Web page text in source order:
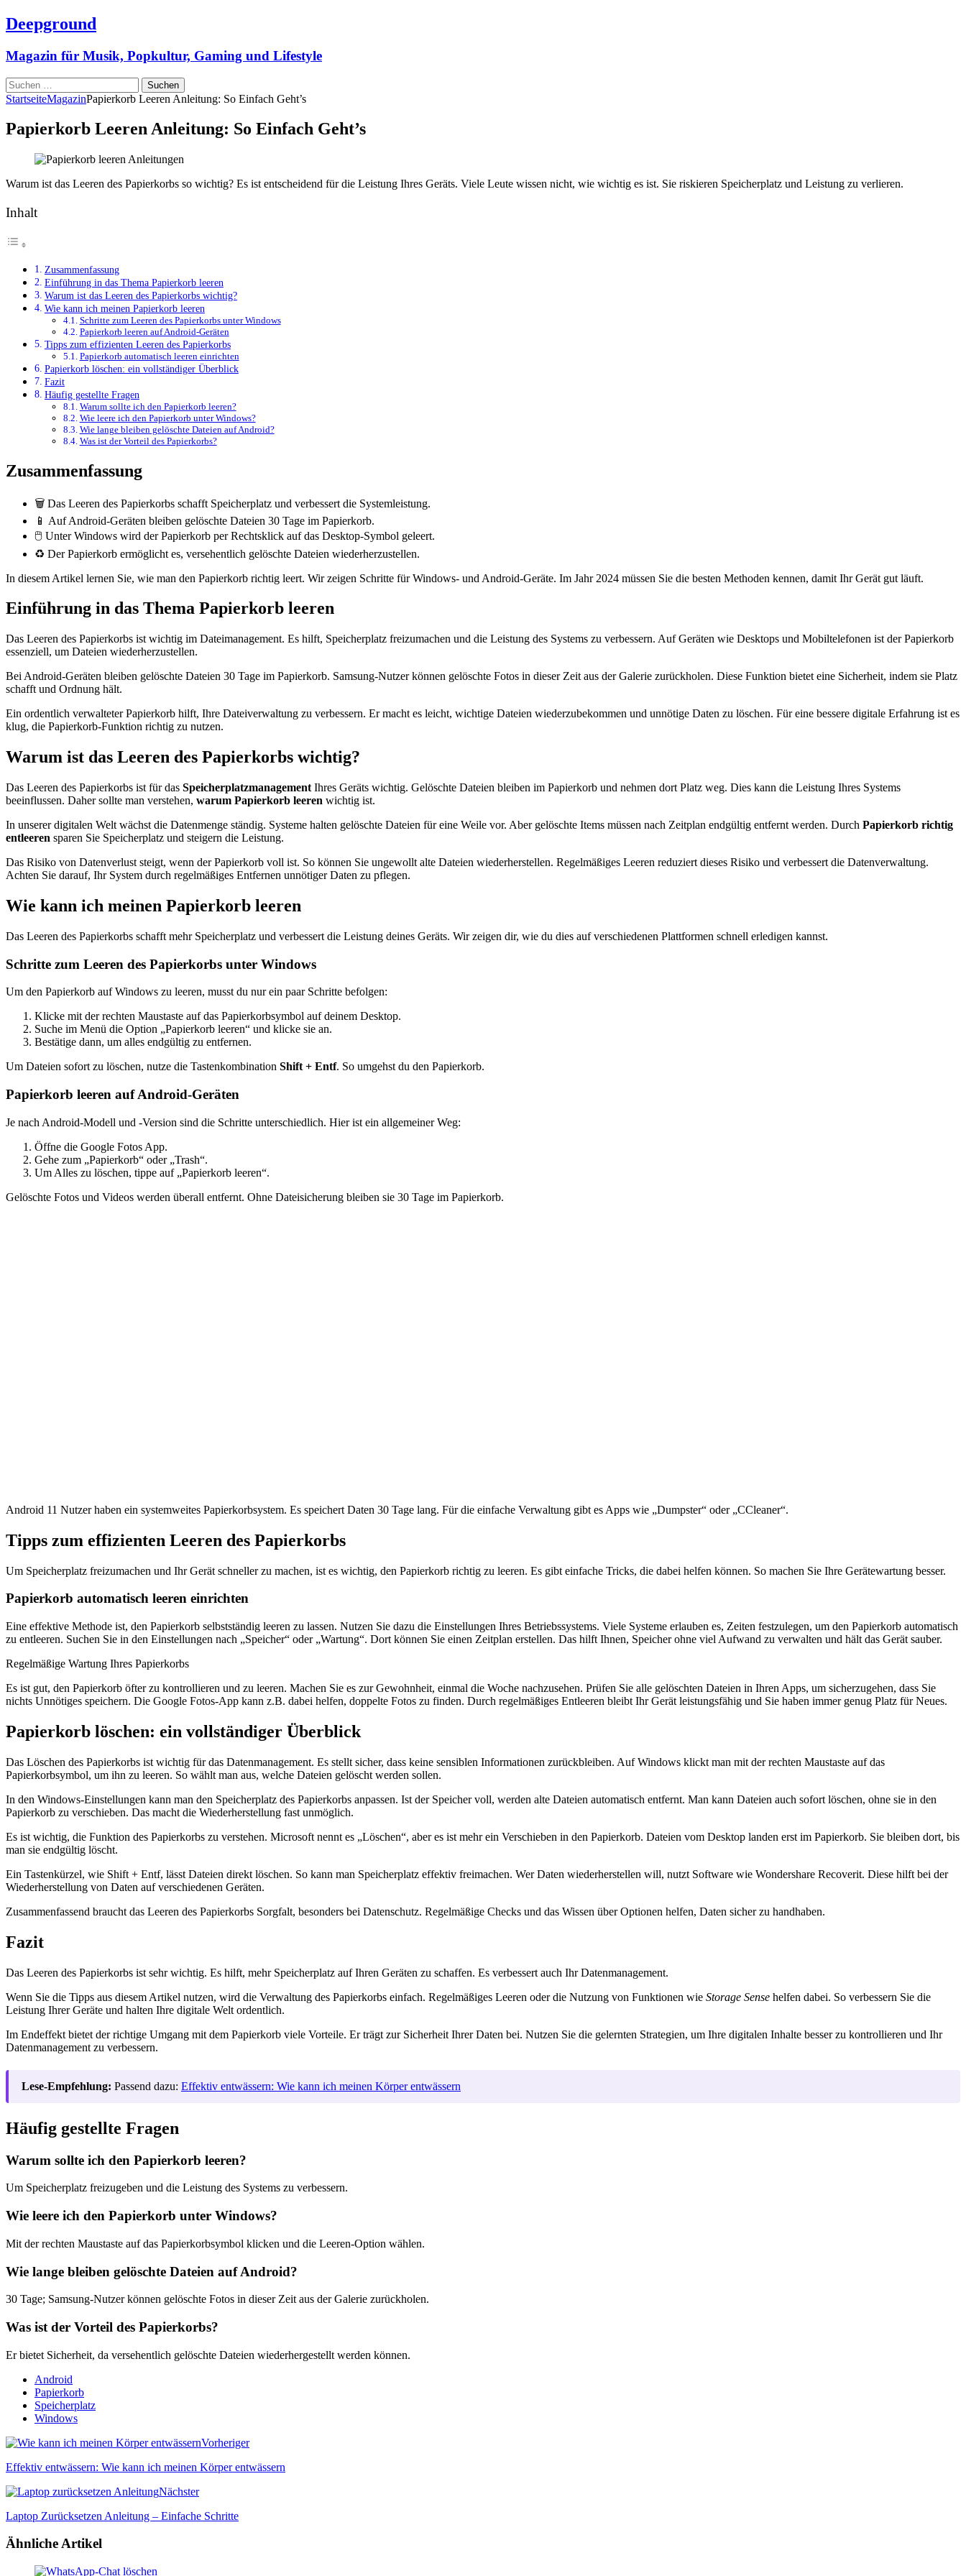
Deepground
Magazin für Musik, Popkultur, Gaming und Lifestyle
Suchen
nach:
StartseiteMagazinPapierkorb Leeren Anleitung: So Einfach Geht’s
Papierkorb Leeren Anleitung: So Einfach Geht’s
Warum ist das Leeren des Papierkorbs so wichtig? Es ist entscheidend für die Leistung Ihres Geräts. Viele Leute wissen nicht, wie wichtig es ist. Sie riskieren Speicherplatz und Leistung zu verlieren.
Inhalt
Zusammenfassung
Einführung in das Thema Papierkorb leeren
Warum ist das Leeren des Papierkorbs wichtig?
Wie kann ich meinen Papierkorb leeren
Schritte zum Leeren des Papierkorbs unter Windows
Papierkorb leeren auf Android-Geräten
Tipps zum effizienten Leeren des Papierkorbs
Papierkorb automatisch leeren einrichten
Papierkorb löschen: ein vollständiger Überblick
Fazit
Häufig gestellte Fragen
Warum sollte ich den Papierkorb leeren?
Wie leere ich den Papierkorb unter Windows?
Wie lange bleiben gelöschte Dateien auf Android?
Was ist der Vorteil des Papierkorbs?
Zusammenfassung
🗑️ Das Leeren des Papierkorbs schafft Speicherplatz und verbessert die Systemleistung.
📱 Auf Android-Geräten bleiben gelöschte Dateien 30 Tage im Papierkorb.
🖱️ Unter Windows wird der Papierkorb per Rechtsklick auf das Desktop-Symbol geleert.
♻️ Der Papierkorb ermöglicht es, versehentlich gelöschte Dateien wiederherzustellen.
In diesem Artikel lernen Sie, wie man den Papierkorb richtig leert. Wir zeigen Schritte für Windows- und Android-Geräte. Im Jahr 2024 müssen Sie die besten Methoden kennen, damit Ihr Gerät gut läuft.
Einführung in das Thema Papierkorb leeren
Das Leeren des Papierkorbs ist wichtig im Dateimanagement. Es hilft, Speicherplatz freizumachen und die Leistung des Systems zu verbessern. Auf Geräten wie Desktops und Mobiltelefonen ist der Papierkorb
essenziell, um Dateien wiederherzustellen.
Bei Android-Geräten bleiben gelöschte Dateien 30 Tage im Papierkorb. Samsung-Nutzer können gelöschte Fotos in dieser Zeit aus der Galerie zurückholen. Diese Funktion bietet eine Sicherheit, indem sie Platz
schafft und Ordnung hält.
Ein ordentlich verwalteter Papierkorb hilft, Ihre Dateiverwaltung zu verbessern. Er macht es leicht, wichtige Dateien wiederzubekommen und unnötige Daten zu löschen. Für eine bessere digitale Erfahrung ist es
klug, die Papierkorb-Funktion richtig zu nutzen.
Warum ist das Leeren des Papierkorbs wichtig?
Das Leeren des Papierkorbs ist für das Speicherplatzmanagement Ihres Geräts wichtig. Gelöschte Dateien bleiben im Papierkorb und nehmen dort Platz weg. Dies kann die Leistung Ihres Systems
beeinflussen. Daher sollte man verstehen, warum Papierkorb leeren wichtig ist.
In unserer digitalen Welt wächst die Datenmenge ständig. Systeme halten gelöschte Dateien für eine Weile vor. Aber gelöschte Items müssen nach Zeitplan endgültig entfernt werden. Durch Papierkorb richtig
entleeren sparen Sie Speicherplatz und steigern die Leistung.
Das Risiko von Datenverlust steigt, wenn der Papierkorb voll ist. So können Sie ungewollt alte Dateien wiederherstellen. Regelmäßiges Leeren reduziert dieses Risiko und verbessert die Datenverwaltung.
Achten Sie darauf, Ihr System durch regelmäßiges Entfernen unnötiger Daten zu pflegen.
Wie kann ich meinen Papierkorb leeren
Das Leeren des Papierkorbs schafft mehr Speicherplatz und verbessert die Leistung deines Geräts. Wir zeigen dir, wie du dies auf verschiedenen Plattformen schnell erledigen kannst.
Schritte zum Leeren des Papierkorbs unter Windows
Um den Papierkorb auf Windows zu leeren, musst du nur ein paar Schritte befolgen:
Klicke mit der rechten Maustaste auf das Papierkorbsymbol auf deinem Desktop.
Suche im Menü die Option „Papierkorb leeren“ und klicke sie an.
Bestätige dann, um alles endgültig zu entfernen.
Um Dateien sofort zu löschen, nutze die Tastenkombination Shift + Entf. So umgehst du den Papierkorb.
Papierkorb leeren auf Android-Geräten
Je nach Android-Modell und -Version sind die Schritte unterschiedlich. Hier ist ein allgemeiner Weg:
Öffne die Google Fotos App.
Gehe zum „Papierkorb“ oder „Trash“.
Um Alles zu löschen, tippe auf „Papierkorb leeren“.
Gelöschte Fotos und Videos werden überall entfernt. Ohne Dateisicherung bleiben sie 30 Tage im Papierkorb.
Android 11 Nutzer haben ein systemweites Papierkorbsystem. Es speichert Daten 30 Tage lang. Für die einfache Verwaltung gibt es Apps wie „Dumpster“ oder „CCleaner“.
Tipps zum effizienten Leeren des Papierkorbs
Um Speicherplatz freizumachen und Ihr Gerät schneller zu machen, ist es wichtig, den Papierkorb richtig zu leeren. Es gibt einfache Tricks, die dabei helfen können. So machen Sie Ihre Gerätewartung besser.
Papierkorb automatisch leeren einrichten
Eine effektive Methode ist, den Papierkorb selbstständig leeren zu lassen. Nutzen Sie dazu die Einstellungen Ihres Betriebssystems. Viele Systeme erlauben es, Zeiten festzulegen, um den Papierkorb automatisch
zu entleeren. Suchen Sie in den Einstellungen nach „Speicher“ oder „Wartung“. Dort können Sie einen Zeitplan erstellen. Das hilft Ihnen, Speicher ohne viel Aufwand zu verwalten und hält das Gerät sauber.
Regelmäßige Wartung Ihres Papierkorbs
Es ist gut, den Papierkorb öfter zu kontrollieren und zu leeren. Machen Sie es zur Gewohnheit, einmal die Woche nachzusehen. Prüfen Sie alle gelöschten Dateien in Ihren Apps, um sicherzugehen, dass Sie
nichts Unnötiges speichern. Die Google Fotos-App kann z.B. dabei helfen, doppelte Fotos zu finden. Durch regelmäßiges Entleeren bleibt Ihr Gerät leistungsfähig und Sie haben immer genug Platz für Neues.
Papierkorb löschen: ein vollständiger Überblick
Das Löschen des Papierkorbs ist wichtig für das Datenmanagement. Es stellt sicher, dass keine sensiblen Informationen zurückbleiben. Auf Windows klickt man mit der rechten Maustaste auf das
Papierkorbsymbol, um ihn zu leeren. So wählt man aus, welche Dateien gelöscht werden sollen.
In den Windows-Einstellungen kann man den Speicherplatz des Papierkorbs anpassen. Ist der Speicher voll, werden alte Dateien automatisch entfernt. Man kann Dateien auch sofort löschen, ohne sie in den
Papierkorb zu verschieben. Das macht die Wiederherstellung fast unmöglich.
Es ist wichtig, die Funktion des Papierkorbs zu verstehen. Microsoft nennt es „Löschen“, aber es ist mehr ein Verschieben in den Papierkorb. Dateien vom Desktop landen erst im Papierkorb. Sie bleiben dort, bis
man sie endgültig löscht.
Ein Tastenkürzel, wie Shift + Entf, lässt Dateien direkt löschen. So kann man Speicherplatz effektiv freimachen. Wer Daten wiederherstellen will, nutzt Software wie Wondershare Recoverit. Diese hilft bei der
Wiederherstellung von Daten auf verschiedenen Geräten.
Zusammenfassend braucht das Leeren des Papierkorbs Sorgfalt, besonders bei Datenschutz. Regelmäßige Checks und das Wissen über Optionen helfen, Daten sicher zu handhaben.
Fazit
Das Leeren des Papierkorbs ist sehr wichtig. Es hilft, mehr Speicherplatz auf Ihren Geräten zu schaffen. Es verbessert auch Ihr Datenmanagement.
Wenn Sie die Tipps aus diesem Artikel nutzen, wird die Verwaltung des Papierkorbs einfach. Regelmäßiges Leeren oder die Nutzung von Funktionen wie Storage Sense helfen dabei. So verbessern Sie die
Leistung Ihrer Geräte und halten Ihre digitale Welt ordentlich.
Im Endeffekt bietet der richtige Umgang mit dem Papierkorb viele Vorteile. Er trägt zur Sicherheit Ihrer Daten bei. Nutzen Sie die gelernten Strategien, um Ihre digitalen Inhalte besser zu kontrollieren und Ihr
Datenmanagement zu verbessern.
Lese-Empfehlung: Passend dazu: Effektiv entwässern: Wie kann ich meinen Körper entwässern
Häufig gestellte Fragen
Warum sollte ich den Papierkorb leeren?
Um Speicherplatz freizugeben und die Leistung des Systems zu verbessern.
Wie leere ich den Papierkorb unter Windows?
Mit der rechten Maustaste auf das Papierkorbsymbol klicken und die Leeren-Option wählen.
Wie lange bleiben gelöschte Dateien auf Android?
30 Tage; Samsung-Nutzer können gelöschte Fotos in dieser Zeit aus der Galerie zurückholen.
Was ist der Vorteil des Papierkorbs?
Er bietet Sicherheit, da versehentlich gelöschte Dateien wiederhergestellt werden können.
Android
Papierkorb
Speicherplatz
Windows
Vorheriger
Effektiv entwässern: Wie kann ich meinen Körper entwässern
Nächster
Laptop Zurücksetzen Anleitung – Einfache Schritte
Ähnliche Artikel